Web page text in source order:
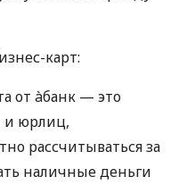
карт:
от àбанк — это
и юрлиц,
рассчитываться за
наличные деньги